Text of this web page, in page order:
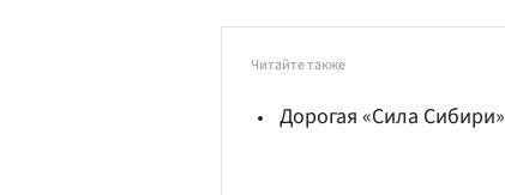
Читайте также
Дорогая «Сила Сибири»